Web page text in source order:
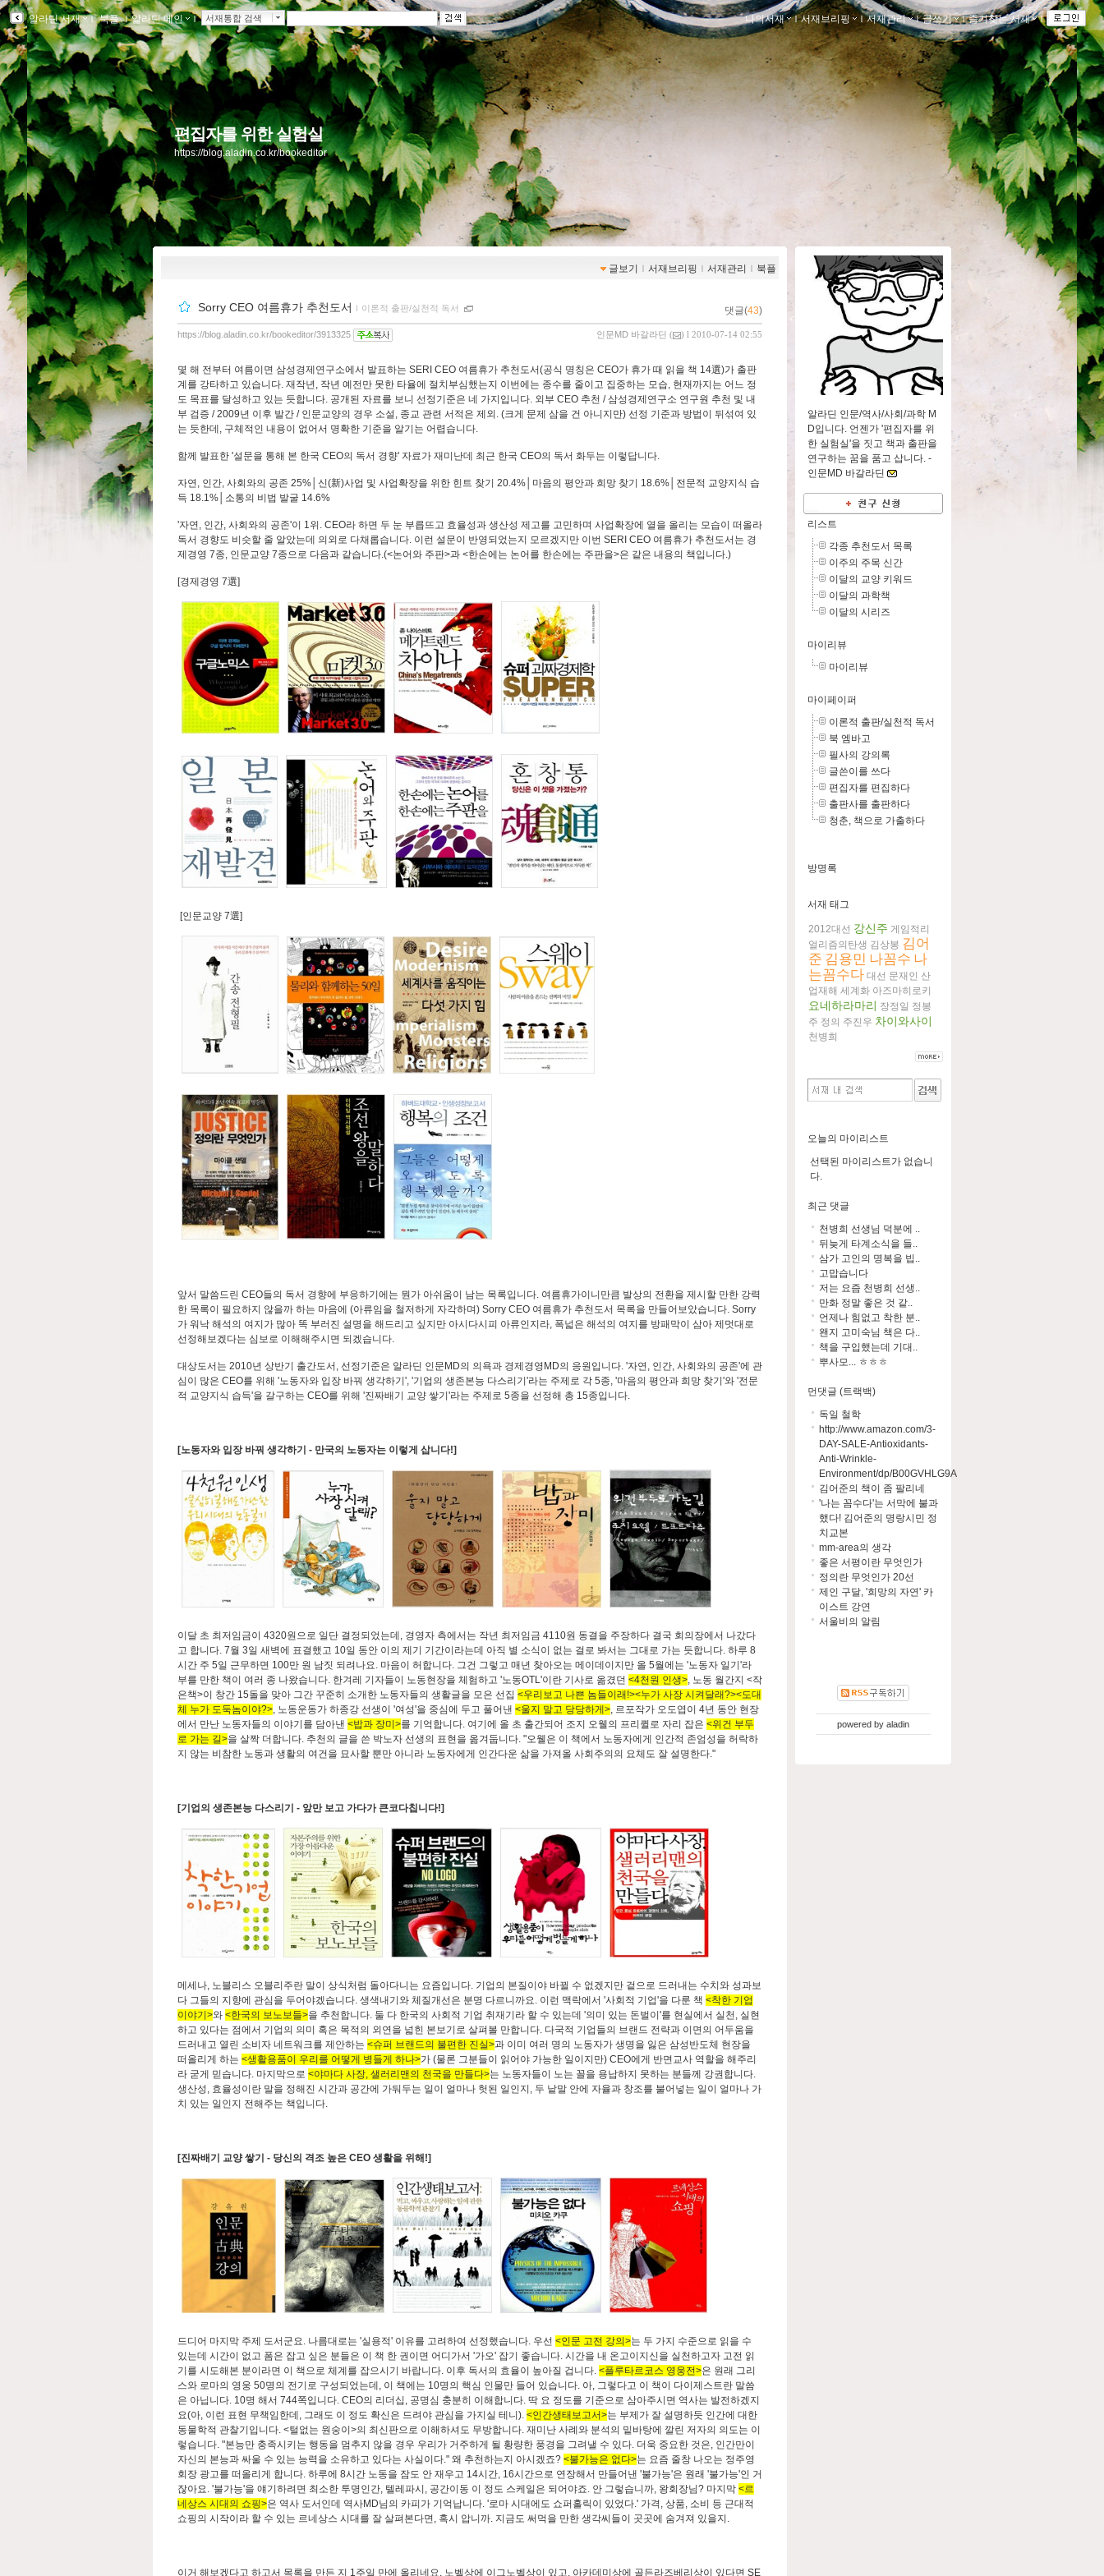
알라딘 서재 ｌ북플ｌ알라딘 메인 ｌ 서재통합 검색 나의서재 ｌ서재브리핑 ｌ서재관리 ｌ글쓰기 ｌ즐겨찾는 서재 ｌ
편집자를 위한 실험실
https://blog.aladin.co.kr/bookeditor
글보기 ｌ 서재브리핑 ｌ 서재관리 ｌ 북플
Sorry CEO 여름휴가 추천도서 ｌ 이론적 출판/실천적 독서 댓글(43)
인문MD 바갈라딘 ( ) l 2010-07-14 02:55
https://blog.aladin.co.kr/bookeditor/3913325
몇 해 전부터 여름이면 삼성경제연구소에서 발표하는 SERI CEO 여름휴가 추천도서(공식 명칭은 CEO가 휴가 때 읽을 책 14選)가 출판
계를 강타하고 있습니다. 재작년, 작년 예전만 못한 타율에 절치부심했는지 이번에는 종수를 줄이고 집중하는 모습, 현재까지는 어느 정
도 목표를 달성하고 있는 듯합니다. 공개된 자료를 보니 선정기준은 네 가지입니다. 외부 CEO 추천 / 삼성경제연구소 연구원 추천 및 내
부 검증 / 2009년 이후 발간 / 인문교양의 경우 소설, 종교 관련 서적은 제외. (크게 문제 삼을 건 아니지만) 선정 기준과 방법이 뒤섞여 있
는 듯한데, 구체적인 내용이 없어서 명확한 기준을 알기는 어렵습니다.
함께 발표한 '설문을 통해 본 한국 CEO의 독서 경향' 자료가 재미난데 최근 한국 CEO의 독서 화두는 이렇답니다.
자연, 인간, 사회와의 공존 25%│신(新)사업 및 사업확장을 위한 힌트 찾기 20.4%│마음의 평안과 희망 찾기 18.6%│전문적 교양지식 습
득 18.1%│소통의 비법 발굴 14.6%
'자연, 인간, 사회와의 공존'이 1위. CEO라 하면 두 눈 부릅뜨고 효율성과 생산성 제고를 고민하며 사업확장에 열을 올리는 모습이 떠올라
독서 경향도 비슷할 줄 알았는데 의외로 다채롭습니다. 이런 설문이 반영되었는지 모르겠지만 이번 SERI CEO 여름휴가 추천도서는 경
제경영 7종, 인문교양 7종으로 다음과 같습니다.(<논어와 주판>과 <한손에는 논어를 한손에는 주판을>은 같은 내용의 책입니다.)
[경제경영 7選]
[인문교양 7選]
앞서 말씀드린 CEO들의 독서 경향에 부응하기에는 뭔가 아쉬움이 남는 목록입니다. 여름휴가이니만큼 발상의 전환을 제시할 만한 강력
한 목록이 필요하지 않을까 하는 마음에 (아류임을 철저하게 자각하며) Sorry CEO 여름휴가 추천도서 목록을 만들어보았습니다. Sorry
가 워낙 해석의 여지가 많아 똑 부러진 설명을 해드리고 싶지만 아시다시피 아류인지라, 폭넓은 해석의 여지를 방패막이 삼아 제멋대로
선정해보겠다는 심보로 이해해주시면 되겠습니다.
대상도서는 2010년 상반기 출간도서, 선정기준은 알라딘 인문MD의 의욕과 경제경영MD의 응원입니다. '자연, 인간, 사회와의 공존'에 관
심이 많은 CEO를 위해 '노동자와 입장 바꿔 생각하기', '기업의 생존본능 다스리기'라는 주제로 각 5종, '마음의 평안과 희망 찾기'와 '전문
적 교양지식 습득'을 갈구하는 CEO를 위해 '진짜배기 교양 쌓기'라는 주제로 5종을 선정해 총 15종입니다.
[노동자와 입장 바꿔 생각하기 - 만국의 노동자는 이렇게 삽니다!]
이달 초 최저임금이 4320원으로 일단 결정되었는데, 경영자 측에서는 작년 최저임금 4110원 동결을 주장하다 결국 회의장에서 나갔다
고 합니다. 7월 3일 새벽에 표결했고 10일 동안 이의 제기 기간이라는데 아직 별 소식이 없는 걸로 봐서는 그대로 가는 듯합니다. 하루 8
시간 주 5일 근무하면 100만 원 남짓 되려나요. 마음이 허합니다. 그건 그렇고 매년 찾아오는 메이데이지만 올 5월에는 '노동자 일기'라
부를 만한 책이 여러 종 나왔습니다. 한겨레 기자들이 노동현장을 체험하고 '노동OTL'이란 기사로 옮겼던 <4천원 인생>, 노동 월간지 <작
은책>이 창간 15돌을 맞아 그간 꾸준히 소개한 노동자들의 생활글을 모은 선집 <우리보고 나쁜 놈들이래!><누가 사장 시켜달래?><도대
체 누가 도둑놈이야?>, 노동운동가 하종강 선생이 '여성'을 중심에 두고 풀어낸 <울지 말고 당당하게>, 르포작가 오도엽이 4년 동안 현장
에서 만난 노동자들의 이야기를 담아낸 <밥과 장미>를 기억합니다. 여기에 올 초 출간되어 조지 오웰의 프리퀼로 자리 잡은 <위건 부두
로 가는 길>을 살짝 더합니다. 추천의 글을 쓴 박노자 선생의 표현을 옮겨둡니다. "오웰은 이 책에서 노동자에게 인간적 존엄성을 허락하
지 않는 비참한 노동과 생활의 여건을 묘사할 뿐만 아니라 노동자에게 인간다운 삶을 가져올 사회주의의 요체도 잘 설명한다."
[기업의 생존본능 다스리기 - 앞만 보고 가다가 큰코다칩니다!]
메세나, 노블리스 오블리주란 말이 상식처럼 돌아다니는 요즘입니다. 기업의 본질이야 바뀔 수 없겠지만 겉으로 드러내는 수치와 성과보
다 그들의 지향에 관심을 두어야겠습니다. 생색내기와 체질개선은 분명 다르니까요. 이런 맥락에서 '사회적 기업'을 다룬 책 <착한 기업
이야기>와 <한국의 보노보들>을 추천합니다. 둘 다 한국의 사회적 기업 취재기라 할 수 있는데 '의미 있는 돈벌이'를 현실에서 실천, 실현
하고 있다는 점에서 기업의 의미 혹은 목적의 외연을 넓힌 본보기로 살펴볼 만합니다. 다국적 기업들의 브랜드 전략과 이면의 어두움을
드러내고 열린 소비자 네트워크를 제안하는 <슈퍼 브랜드의 불편한 진실>과 이미 여러 명의 노동자가 생명을 잃은 삼성반도체 현장을
떠올리게 하는 <생활용품이 우리를 어떻게 병들게 하나>가 (물론 그분들이 읽어야 가능한 일이지만) CEO에게 반면교사 역할을 해주리
라 굳게 믿습니다. 마지막으로 <야마다 사장, 샐러리맨의 천국을 만들다>는 노동자들이 노는 꼴을 용납하지 못하는 분들께 강권합니다.
생산성, 효율성이란 말을 정해진 시간과 공간에 가둬두는 일이 얼마나 헛된 일인지, 두 낱말 안에 자율과 창조를 불어넣는 일이 얼마나 가
치 있는 일인지 전해주는 책입니다.
[진짜배기 교양 쌓기 - 당신의 격조 높은 CEO 생활을 위해!]
드디어 마지막 주제 도서군요. 나름대로는 '실용적' 이유를 고려하여 선정했습니다. 우선 <인문 고전 강의>는 두 가지 수준으로 읽을 수
있는데 시간이 없고 폼은 잡고 싶은 분들은 이 책 한 권이면 어디가서 '가오' 잡기 좋습니다. 시간을 내 온고이지신을 실천하고자 고전 읽
기를 시도해본 분이라면 이 책으로 체계를 잡으시기 바랍니다. 이후 독서의 효율이 높아질 겁니다. <플루타르코스 영웅전>은 원래 그리
스와 로마의 영웅 50명의 전기로 구성되었는데, 이 책에는 10명의 핵심 인물만 들어 있습니다. 아, 그렇다고 이 책이 다이제스트란 말씀
은 아닙니다. 10명 해서 744쪽입니다. CEO의 리더십, 공명심 충분히 이해합니다. 딱 요 정도를 기준으로 삼아주시면 역사는 발전하겠지
요(아, 이런 표현 무책임한데, 그래도 이 정도 확신은 드려야 관심을 가지실 테니). <인간생태보고서>는 부제가 잘 설명하듯 인간에 대한
동물학적 관찰기입니다. <털없는 원숭이>의 최신판으로 이해하셔도 무방합니다. 재미난 사례와 분석의 밑바탕에 깔린 저자의 의도는 이
렇습니다. "본능만 충족시키는 행동을 멈추지 않을 경우 우리가 거주하게 될 황량한 풍경을 그려낼 수 있다. 더욱 중요한 것은, 인간만이
자신의 본능과 싸울 수 있는 능력을 소유하고 있다는 사실이다." 왜 추천하는지 아시겠죠? <불가능은 없다>는 요즘 줄창 나오는 정주영
회장 광고를 떠올리게 합니다. 하루에 8시간 노동을 잠도 안 재우고 14시간, 16시간으로 연장해서 만들어낸 '불가능'은 원래 '불가능'인 거
잖아요. '불가능'을 얘기하려면 최소한 투명인간, 텔레파시, 공간이동 이 정도 스케일은 되어야죠. 안 그렇습니까, 왕회장님? 마지막 <르
네상스 시대의 쇼핑>은 역사 도서인데 역사MD님의 카피가 기억납니다. '로마 시대에도 쇼퍼홀릭이 있었다.' 가격, 상품, 소비 등 근대적
쇼핑의 시작이라 할 수 있는 르네상스 시대를 잘 살펴본다면, 혹시 압니까. 지금도 써먹을 만한 생각씨들이 곳곳에 숨겨져 있을지.
이거 해보겠다고 하고서 목록을 만든 지 1주일 만에 올리네요. 노벨상에 이그노벨상이 있고, 아카데미상에 골든라즈베리상이 있다면 SE
알라딘 인문/역사/사회/과학 M
D입니다. 언젠가 '편집자를 위
한 실험실'을 짓고 책과 출판을
연구하는 꿈을 품고 삽니다. -
인문MD 바갈라딘
리스트
각종 추천도서 목록
이주의 주목 신간
이달의 교양 키워드
이달의 과학책
이달의 시리즈
마이리뷰
마이리뷰
마이페이퍼
이론적 출판/실천적 독서
북 엠바고
필사의 강의록
글쓴이를 쓰다
편집자를 편집하다
출판사를 출판하다
청춘, 책으로 가출하다
방명록
서재 태그
2012대선 강신주 게임적리
얼리즘의탄생 김상봉 김어
준 김용민 나꼼수 나
는꼼수다 대선 문재인 산
업재해 세계화 아즈마히로키
요네하라마리 장정일 정봉
주 정의 주진우 차이와사이
천병희
오늘의 마이리스트
선택된 마이리스트가 없습니
다.
최근 댓글
천병희 선생님 덕분에 ..
뒤늦게 타계소식을 들..
삼가 고인의 명복을 빕..
고맙습니다
저는 요즘 천병희 선생..
만화 정말 좋은 것 같..
언제나 힘없고 착한 분..
왠지 고미숙님 책은 다..
책을 구입했는데 기대..
뿌사모... ㅎㅎㅎ
먼댓글 (트랙백)
독일 철학
http://www.amazon.com/3-
DAY-SALE-Antioxidants-
Anti-Wrinkle-
Environment/dp/B00GVHLG9A
김어준의 책이 좀 팔리네
'나는 꼼수다'는 서막에 불과
했다! 김어준의 명랑시민 정
치교본
mm-area의 생각
좋은 서평이란 무엇인가
정의란 무엇인가 20선
제인 구달, '희망의 자연' 카
이스트 강연
서울비의 알림
powered by aladin